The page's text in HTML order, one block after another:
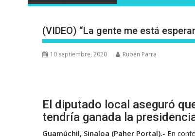
(VIDEO) “La gente me está
10 septiembre, 2020 Rubén Parra
El diputado local aseguró
tendría ganada la
Guamúchil, Sinaloa (Paher Portal).- En